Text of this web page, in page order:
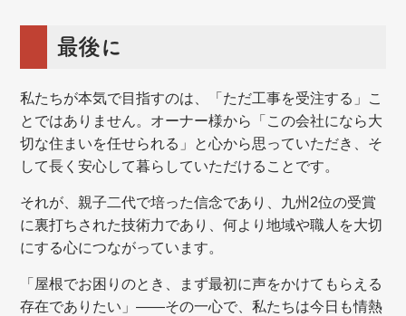
最後に
私たちが本気で目指すのは、「ただ工事を受注する」こ
とではありません。オーナー様から「この会社になら大
切な住まいを任せられる」と心から思っていただき、そ
して長く安心して暮らしていただけることです。
それが、親子二代で培った信念であり、九州2位の受賞
に裏打ちされた技術力であり、何より地域や職人を大切
にする心につながっています。
「屋根でお困りのとき、まず最初に声をかけてもらえる
存在でありたい」——その一心で、私たちは今日も情熱